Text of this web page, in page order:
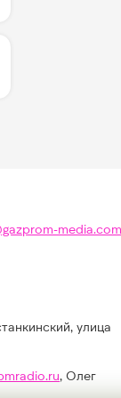
media.com
улица
, Олег